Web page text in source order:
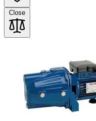
Close